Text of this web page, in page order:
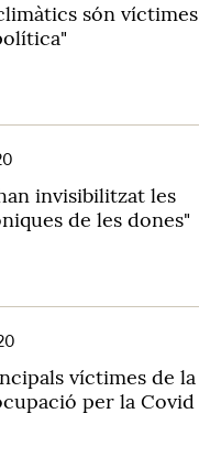
són víctimes
invisibilitzat les
de les dones"
víctimes de la
per la Covid